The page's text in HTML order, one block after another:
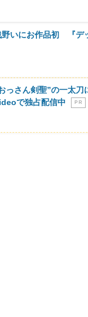
野いにお作品初 『デ
っさん剣聖”の一太
で独占配信中
P R